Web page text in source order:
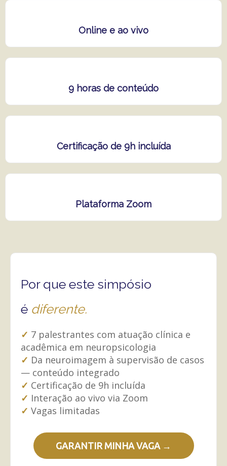
Online e ao vivo
9 horas de conteúdo
Certificação de 9h incluída
Plataforma Zoom
Por que este simpósio
é diferente.
✓ 7 palestrantes com atuação clínica e
acadêmica em neuropsicologia
✓ Da neuroimagem à supervisão de casos
— conteúdo integrado
✓ Certificação de 9h incluída
✓ Interação ao vivo via Zoom
✓ Vagas limitadas
GARANTIR MINHA VAGA →